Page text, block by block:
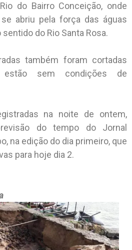
do Bairro Conceição, onde
abriu pela força das águas
do Rio Santa Rosa.
também foram cortadas
sem condições de
na noite de ontem,
do tempo do Jornal
na edição do dia primeiro, que
para hoje dia 2.